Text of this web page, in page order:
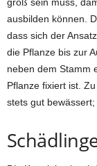
ausbilden können.
dass sich der
die Pflanze bis zur
neben dem Stamm
Pflanze fixiert ist.
stets gut